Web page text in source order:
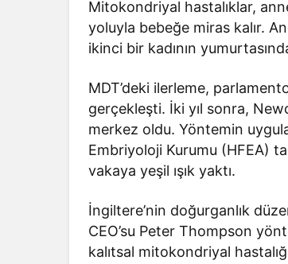
Mitokondriyal hastalıklar,
yoluyla bebeğe miras kalır.
ikinci bir kadının
MDT’deki ilerleme,
gerçekleşti. İki yıl sonra,
merkez oldu. Yöntemin
Embriyoloji Kurumu (HFEA)
vakaya yeşil ışık yaktı.
İngiltere’nin doğurganlık
CEO’su Peter Thompson
kalıtsal mitokondriyal